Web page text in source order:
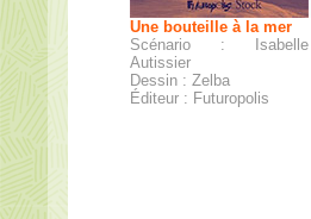
Une bouteille à la mer
Scénario : Isabelle
Autissier
Dessin : Zelba
Éditeur : Futuropolis